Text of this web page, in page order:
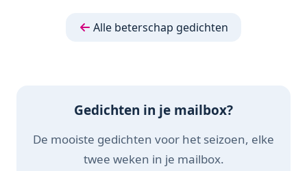
Alle beterschap gedichten
Gedichten in je mailbox?
De mooiste gedichten voor het seizoen, elke
twee weken in je mailbox.